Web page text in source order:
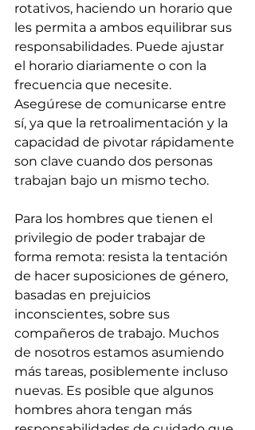
rotativos, haciendo un horario que
les permita a ambos equilibrar sus
responsabilidades. Puede ajustar
el horario diariamente o con la
frecuencia que necesite.
Asegúrese de comunicarse entre
sí, ya que la retroalimentación y la
capacidad de pivotar rápidamente
son clave cuando dos personas
trabajan bajo un mismo techo.
Para los hombres que tienen el
privilegio de poder trabajar de
forma remota: resista la tentación
de hacer suposiciones de género,
basadas en prejuicios
inconscientes, sobre sus
compañeros de trabajo. Muchos
de nosotros estamos asumiendo
más tareas, posiblemente incluso
nuevas. Es posible que algunos
hombres ahora tengan más